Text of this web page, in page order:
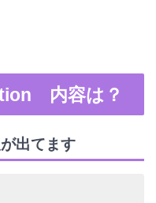
内容は？
出てます